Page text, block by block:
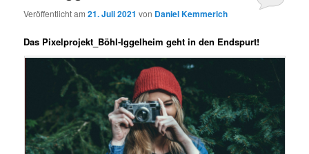
Veröffentlicht am21. Juli 2021 von Daniel Kemmerich
Das Pixelprojekt_Böhl-Iggelheim geht in den Endspurt!